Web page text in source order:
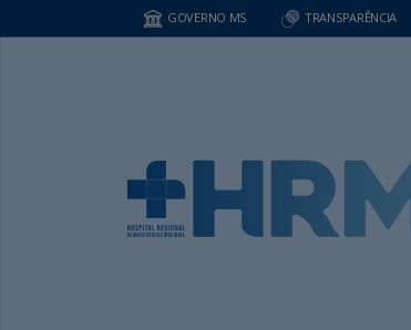
GOVERNO MS TRANSPARÊNCIA